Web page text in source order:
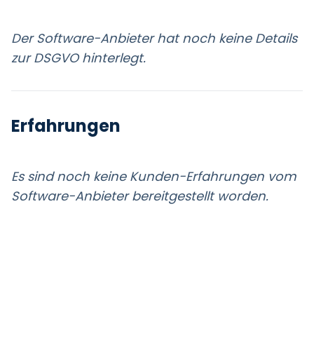
Der Software-Anbieter hat noch keine Details
zur DSGVO hinterlegt.
Erfahrungen
Es sind noch keine Kunden-Erfahrungen vom
Software-Anbieter bereitgestellt worden.